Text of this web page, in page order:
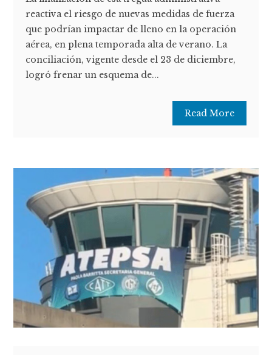
reactiva el riesgo de nuevas medidas de fuerza
que podrían impactar de lleno en la operación
aérea, en plena temporada alta de verano. La
conciliación, vigente desde el 23 de diciembre,
logró frenar un esquema de...
Read More